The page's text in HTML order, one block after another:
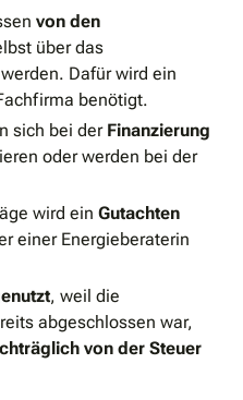
von den
über das
Dafür wird ein
benötigt.
sich bei der Finanzierung
oder werden bei der
wird ein Gutachten
einer Energieberaterin
, weil die
abgeschlossen war,
von der Steuer